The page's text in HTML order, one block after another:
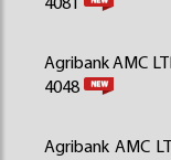
4081
Agribank AMC
4048
Agribank AMC